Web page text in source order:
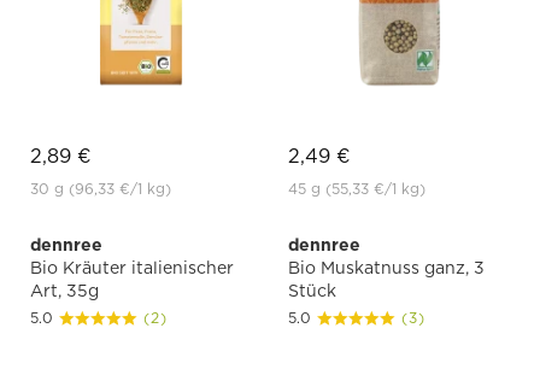
2,89 €
30 g (96,33 €/1 kg)
2,49 €
45 g (55,33 €/1 kg)
dennree
Bio Kräuter italienischer
Art, 35g
5.0 (2)
dennree
Bio Muskatnuss ganz, 3
Stück
5.0 (3)